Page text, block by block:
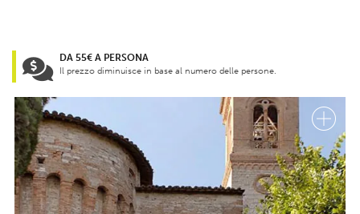
DA 55€ A PERSONA
Il prezzo diminuisce in base al numero delle persone.